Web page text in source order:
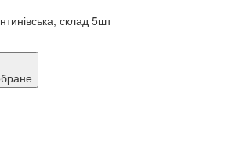
склад 5шт